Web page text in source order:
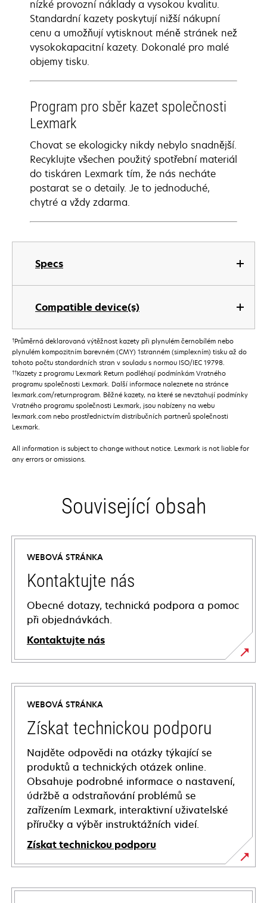
Specs
Compatible device(s)
nízké provozní náklady a vysokou kvalitu.
Standardní kazety poskytují nižší nákupní
cenu a umožňují vytisknout méně stránek než
vysokokapacitní kazety. Dokonalé pro malé
objemy tisku.
Program pro sběr kazet společnosti
Lexmark
Chovat se ekologicky nikdy nebylo snadnější.
Recyklujte všechen použitý spotřební materiál
do tiskáren Lexmark tím, že nás necháte
postarat se o detaily. Je to jednoduché,
chytré a vždy zdarma.
†Průměrná deklarovaná výtěžnost kazety při plynulém černobílém nebo
plynulém kompozitním barevném (CMY) 1stranném (simplexním) tisku až do
tohoto počtu standardních stran v souladu s normou ISO/IEC 19798.
††Kazety z programu Lexmark Return podléhají podmínkám Vratného
programu společnosti Lexmark. Další informace naleznete na stránce
lexmark.com/returnprogram. Běžné kazety, na které se nevztahují podmínky
Vratného programu společnosti Lexmark, jsou nabízeny na webu
lexmark.com nebo prostřednictvím distribučních partnerů společnosti
Lexmark.
All information is subject to change without notice. Lexmark is not liable for
any errors or omissions.
Související obsah
WEBOVÁ STRÁNKA
Kontaktujte nás
Obecné dotazy, technická podpora a pomoc
při objednávkách.
Kontaktujte nás
WEBOVÁ STRÁNKA
Získat technickou podporu
Najděte odpovědi na otázky týkající se
produktů a technických otázek online.
Obsahuje podrobné informace o nastavení,
údržbě a odstraňování problémů se
zařízením Lexmark, interaktivní uživatelské
příručky a výběr instruktážních videí.
Získat technickou podporu
opens
in